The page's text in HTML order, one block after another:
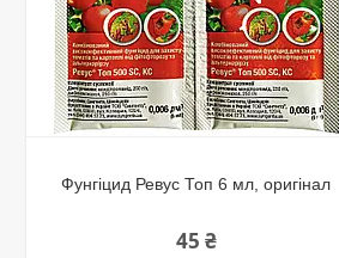
Фунгіцид Ревус Топ 6 мл, оригінал
45 ₴